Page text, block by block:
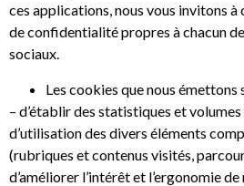
ces applications, nous vous invitons
de confidentialité propres à chacun
sociaux.
Les cookies que nous émettons
– d’établir des statistiques et
d’utilisation des divers éléments
(rubriques et contenus visités,
d’améliorer l’intérêt et l’ergonomie de